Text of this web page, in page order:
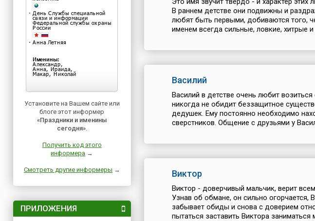
Установите на Вашем сайте или
блоге этот информер
«Праздники и именины
сегодня».
Получить код этого
информера →
Смотреть другие информеры →
ПРИЛОЖЕНИЯ
В раннем детстве они подвижны и
любят быть первыми, добиваются того,
именем всегда сильные, ловкие, хитрые
Василий
Василий в детстве очень любит
никогда не обидит беззащитное
дедушек. Ему постоянно необходимо
сверстников. Общение с друзьями у
Виктор
Виктор - доверчивый мальчик, верит
Узнав об обмане, он сильно огорчается,
забывает обиды и снова с доверием
пытаться заставить Виктора заниматься